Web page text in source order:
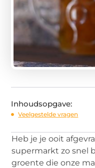
Inhoudsopgave:
Veelgestelde vragen
Heb je je ooit
supermarkt zo snel
groente die onze